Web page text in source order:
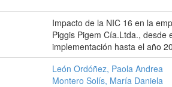
Impacto de la NIC 16 en la
Piggis Pigem Cía.Ltda., desde
implementación hasta el año
León Ordóñez, Paola Andrea
Montero Solís, María Daniela